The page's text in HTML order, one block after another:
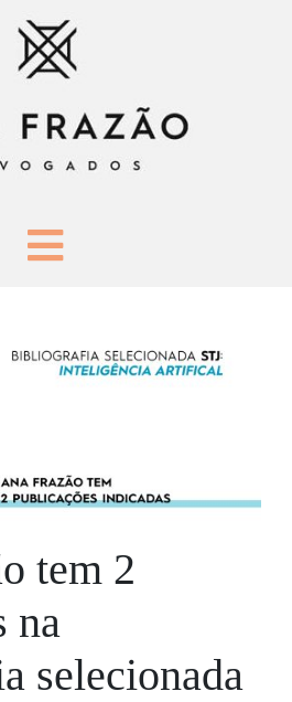
tem 2
na
selecionada